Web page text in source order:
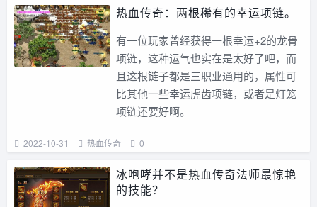
热血传奇：两根稀有的幸运项链。
有一位玩家曾经获得一根幸运+2的龙骨
项链，这种运气也实在是太好了吧，而
且这根链子都是三职业通用的，属性可
比其他一些幸运虎齿项链，或者是灯笼
项链还要好啊。
2022-10-31 热血传奇 0
冰咆哮并不是热血传奇法师最惊艳
的技能？